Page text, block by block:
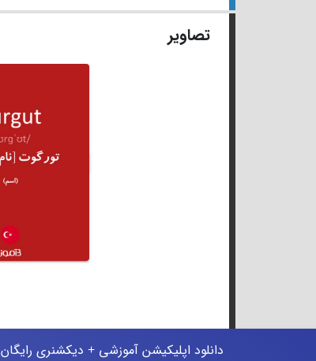
تصاویر
دانلود اپلیکیشن آموزشی + دیکشنری رایگان